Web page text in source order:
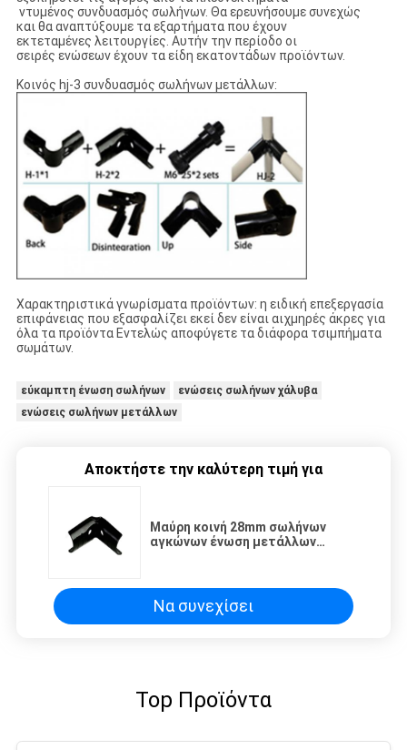
ντυμένος συνδυασμός σωλήνων. Θα ερευνήσουμε συνεχώς
και θα αναπτύξουμε τα εξαρτήματα που έχουν
εκτεταμένες λειτουργίες. Αυτήν την περίοδο οι
σειρές ενώσεων έχουν τα είδη εκατοντάδων προϊόντων.
Κοινός hj-3 συνδυασμός σωλήνων μετάλλων:
Χαρακτηριστικά γνωρίσματα προϊόντων: η ειδική επεξεργασία
επιφάνειας που εξασφαλίζει εκεί δεν είναι αιχμηρές άκρες για
όλα τα προϊόντα Εντελώς αποφύγετε τα διάφορα τσιμπήματα
σωμάτων.
εύκαμπτη ένωση σωλήνων
ενώσεις σωλήνων χάλυβα
ενώσεις σωλήνων μετάλλων
Αποκτήστε την καλύτερη τιμή για
Μαύρη κοινή 28mm σωλήνων
αγκώνων ένωση μετάλλων
Να συνεχίσει
Top Προϊόντα